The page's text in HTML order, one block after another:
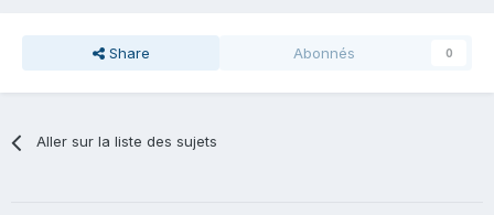
Share Abonnés 0
Aller sur la liste des sujets